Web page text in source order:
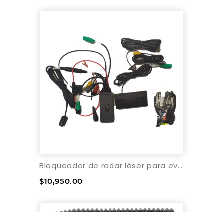
Bloqueador de radar láser para evitar multas ADAPTIV TPX Laser jammer
$10,950.00